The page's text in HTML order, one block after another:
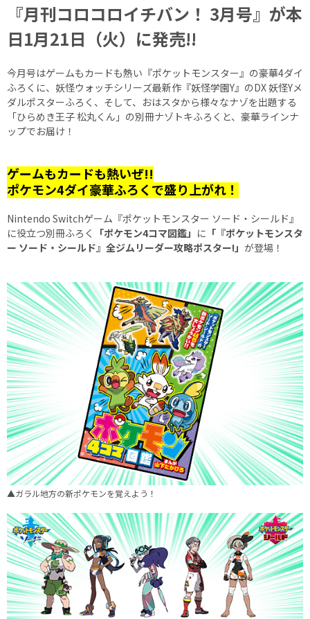
『月刊コロコロイチバン！ 3月号』が本
日1月21日（火）に発売!!
今月号はゲームもカードも熱い『ポケットモンスター』の豪華4ダイ
ふろくに、妖怪ウォッチシリーズ最新作『妖怪学園Y』のDX 妖怪Yメ
ダルポスターふろく、そして、おはスタから様々なナゾを出題する
「ひらめき王子 松丸くん」の別冊ナゾトキふろくと、豪華ラインナ
ップでお届け！
ゲームもカードも熱いぜ!!
ポケモン4ダイ豪華ふろくで盛り上がれ！
Nintendo Switchゲーム『ポケットモンスター ソード・シールド』
に役立つ別冊ふろく
「ポケモン4コマ図鑑」 に 「『ポケットモンスタ
ー ソード・シールド』全ジムリーダー攻略ポスター!」 が登場！
▲ガラル地方の新ポケモンを覚えよう！